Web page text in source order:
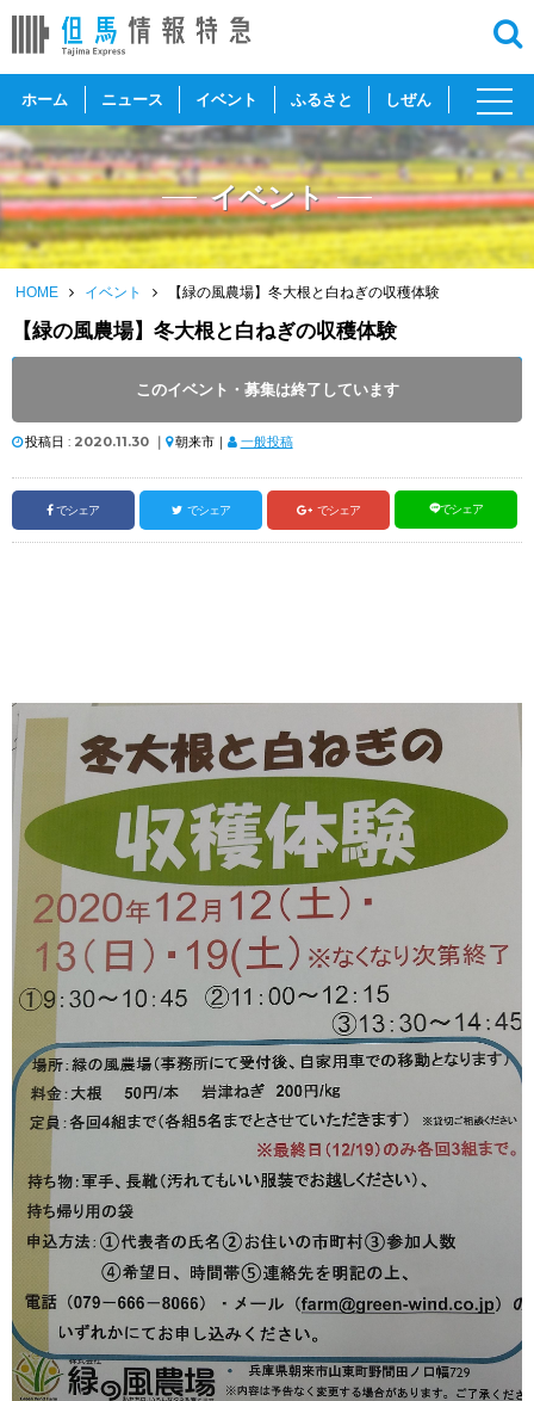
ホーム ニュース イベント ふるさと しぜん
toggle
イベント
HOME イベント 【緑の風農場】冬大根と白ねぎの収穫体験
【緑の風農場】冬大根と白ねぎの収穫体験
このイベント・募集は終了しています
開催時間 : 9:30 ～ 14:45
投稿日 : 2020.11.30 ｜ 朝来市｜ 一般投稿
でシェア でシェア でシェア でシェア